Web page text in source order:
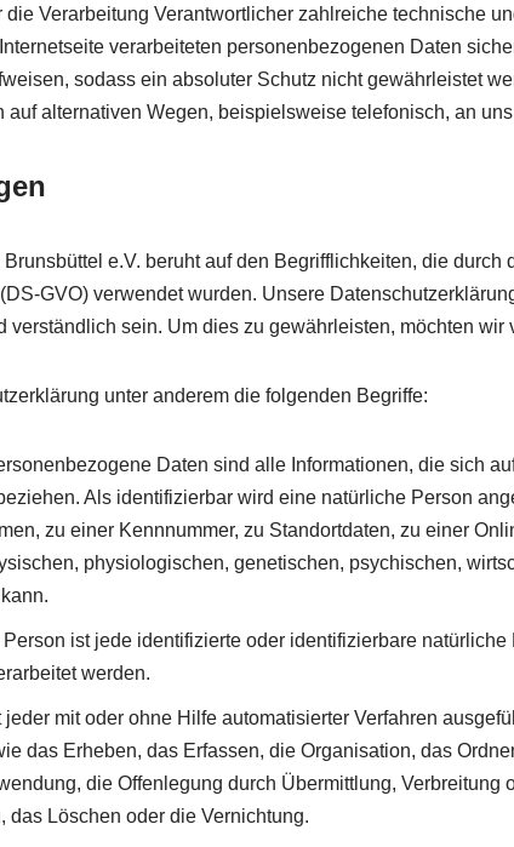
die Verarbeitung Verantwortlicher zahlreiche technische
verarbeiteten personenbezogenen Daten
sodass ein absoluter Schutz nicht gewährleistet
alternativen Wegen, beispielsweise telefonisch, an
e.V. beruht auf den Begrifflichkeiten, die
GVO) verwendet wurden. Unsere
verständlich sein. Um dies zu gewährleisten, möchten
unter anderem die folgenden Begriffe:
Daten sind alle Informationen, die sich
Als identifizierbar wird eine natürliche Person
zu einer Kennnummer, zu Standortdaten, zu einer
physiologischen, genetischen, psychischen,
ist jede identifizierte oder identifizierbare
werden.
mit oder ohne Hilfe automatisierter Verfahren
das Erheben, das Erfassen, die Organisation, das
die Offenlegung durch Übermittlung,
das Löschen oder die Vernichtung.